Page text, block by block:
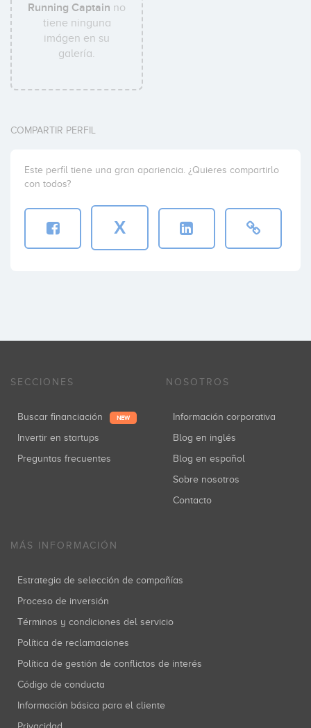
Running Captain no
tiene ninguna
imágen en su
galería.
COMPARTIR PERFIL
Este perfil tiene una gran apariencia. ¿Quieres compartirlo
con todos?
X
SECCIONES
Buscar financiación NEW
Invertir en startups
Preguntas frecuentes
NOSOTROS
Información corporativa
Blog en inglés
Blog en español
Sobre nosotros
Contacto
MÁS INFORMACIÓN
Estrategia de selección de compañías
Proceso de inversión
Términos y condiciones del servicio
Política de reclamaciones
Política de gestión de conflictos de interés
Código de conducta
Información básica para el cliente